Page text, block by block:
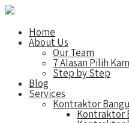
Home
About Us
Our Team
7 Alasan Pilih
Step by Step
Blog
Services
Kontraktor
Kontraktor